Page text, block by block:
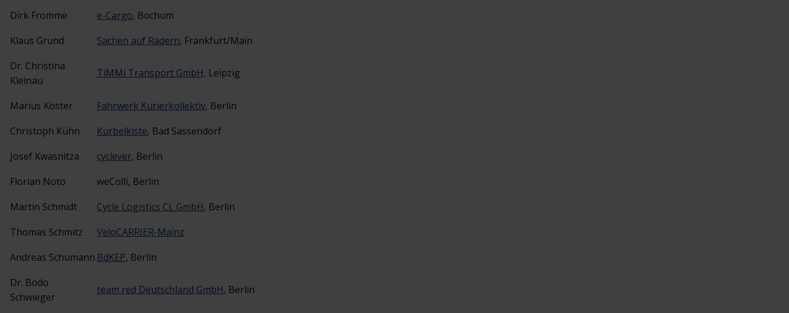
Dirk Fromme
e-Cargo, Bochum
Klaus Grund
Sachen auf Rädern, Frankfurt/Main
Dr. Christina
Kleinau
TiMMi Transport GmbH, Leipzig
Marius Köster Fahrwerk Kurierkollektiv, Berlin
Christoph Kühn
Kurbelkiste, Bad Sassendorf
Josef Kwasnitza
cyclever, Berlin
Florian Noto
weColli, Berlin
Martin Schmidt
Cycle Logistics CL GmbH, Berlin
Thomas Schmitz
VeloCARRIER-Mainz
Andreas Schumann BdKEP, Berlin
Dr. Bodo
Schwieger
team red Deutschland GmbH, Berlin